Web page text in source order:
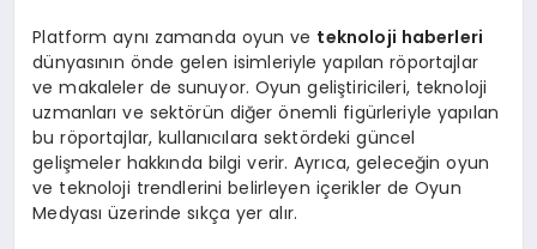
Platform aynı zamanda oyun ve teknoloji haberleri
dünyasının önde gelen isimleriyle yapılan röportajlar
ve makaleler de sunuyor. Oyun geliştiricileri, teknoloji
uzmanları ve sektörün diğer önemli figürleriyle yapılan
bu röportajlar, kullanıcılara sektördeki güncel
gelişmeler hakkında bilgi verir. Ayrıca, geleceğin oyun
ve teknoloji trendlerini belirleyen içerikler de Oyun
Medyası üzerinde sıkça yer alır.